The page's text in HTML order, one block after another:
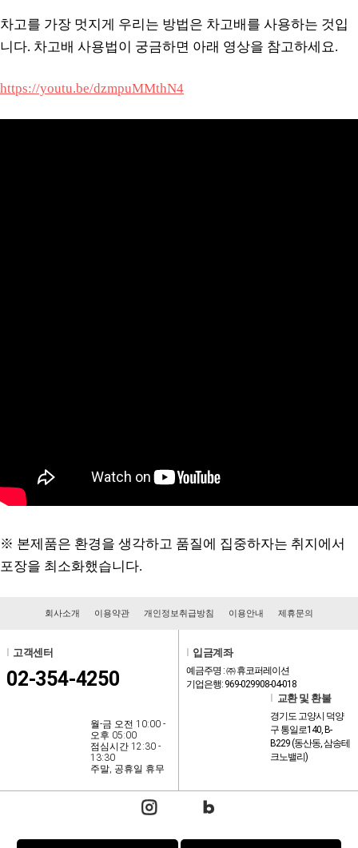
차고를 가장 멋지게 우리는 방법은 차고배를 사용하는 것입
니다. 차고배 사용법이 궁금하면 아래 영상을 참고하세요.
https://youtu.be/dzmpuMMthN4
※ 본제품은 환경을 생각하고 품질에 집중하자는 취지에서
포장을 최소화했습니다.
회사소개 이용약관 개인정보취급방침 이용안내 제휴문의
고객센터
02-354-4250
월-금 오전 10:00 -
오후 05:00
점심시간 12:30 -
13:30
주말, 공휴일 휴무
입금계좌
예금주명 : ㈜ 휴코퍼레이션
기업은행: 969-029908-04-018
교환 및 환불
경기도 고양시 덕양
구 통일로140, B-
B229 (동산동, 삼송테
크노밸리)